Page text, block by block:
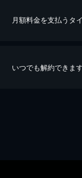
※40％ポイント還元の対
iOSアプリのUコイン
月額料金を支払うタ
いつでも解約できま